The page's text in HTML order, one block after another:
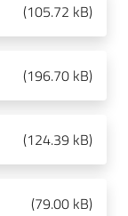
(105.72 kB)
(196.70 kB)
(124.39 kB)
(79.00 kB)